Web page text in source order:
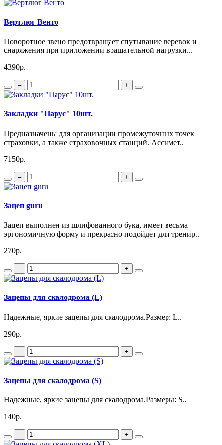
Вертлюг Венто
Поворотное звено предотвращает спутывание веревок и
снаряжения при приложении вращательной нагрузки...
4390р.
– +
Закладки "Парус" 10шт.
Предназначены для организации промежуточных точек
страховки, а также страховочных станций. Ассимет..
7150р.
– +
Зацеп guru
Зацеп выполнен из шлифованного бука, имеет весьма
эргономичную форму и прекрасно подойдет для тренир..
270р.
– +
Зацепы для скалодрома (L)
Надежные, яркие зацепы для скалодрома.Размер: L..
290р.
– +
Зацепы для скалодрома (S)
Надежные, яркие зацепы для скалодрома.Размеры: S..
140р.
– +